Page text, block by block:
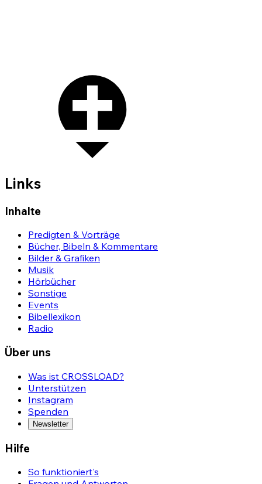
Links
Inhalte
Predigten & Vorträge
Bücher, Bibeln & Kommentare
Bilder & Grafiken
Musik
Hörbücher
Sonstige
Events
Bibellexikon
Radio
Über uns
Was ist CROSSLOAD?
Unterstützen
Instagram
Spenden
Newsletter
Hilfe
So funktioniert's